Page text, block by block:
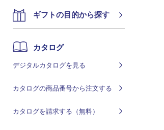
ギフトの目的から探す
カタログ
デジタルカタログを見る
カタログの商品番号から注文する
カタログを請求する（無料）